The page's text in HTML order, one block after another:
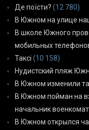
Де поїсти? (12 780)
В Южном на улице
В школе Южного
мобильных
Таксі (10 158)
Нудистский пляж
В Южном изменили
В Южном пойман на
начальник
В Южном открылся